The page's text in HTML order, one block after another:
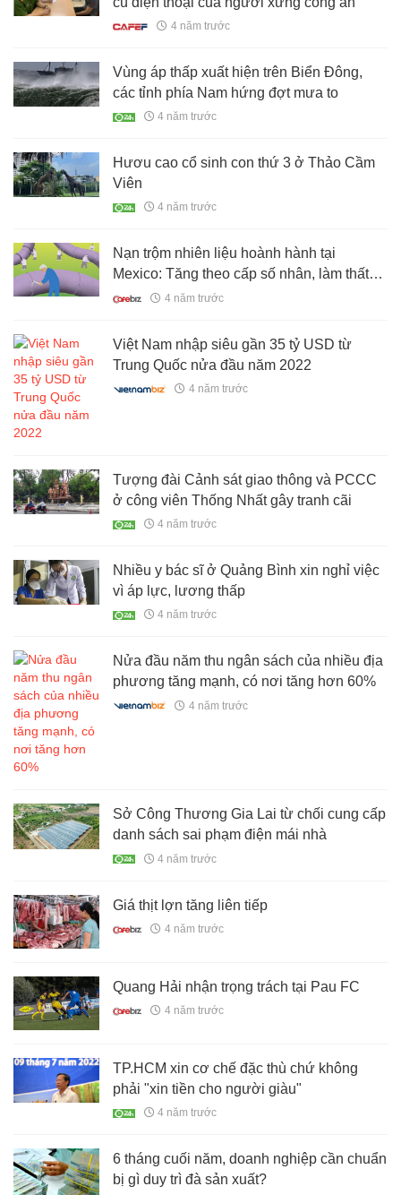
4 năm trước
Vùng áp thấp xuất hiện trên Biển Đông,
các tỉnh phía Nam hứng đợt mưa to
4 năm trước
Hươu cao cổ sinh con thứ 3 ở Thảo Cầm
Viên
4 năm trước
Nạn trộm nhiên liệu hoành hành tại
Mexico: Tăng theo cấp số nhân, làm thất
thoát của quốc gia tới 1 tỷ USD/năm
4 năm trước
Việt Nam nhập siêu gần 35 tỷ USD từ
Trung Quốc nửa đầu năm 2022
4 năm trước
Tượng đài Cảnh sát giao thông và PCCC
ở công viên Thống Nhất gây tranh cãi
4 năm trước
Nhiều y bác sĩ ở Quảng Bình xin nghỉ việc
vì áp lực, lương thấp
4 năm trước
Nửa đầu năm thu ngân sách của nhiều địa
phương tăng mạnh, có nơi tăng hơn 60%
4 năm trước
Sở Công Thương Gia Lai từ chối cung cấp
danh sách sai phạm điện mái nhà
4 năm trước
Giá thịt lợn tăng liên tiếp
4 năm trước
Quang Hải nhận trọng trách tại Pau FC
4 năm trước
TP.HCM xin cơ chế đặc thù chứ không
phải "xin tiền cho người giàu"
4 năm trước
6 tháng cuối năm, doanh nghiệp cần chuẩn
bị gì duy trì đà sản xuất?